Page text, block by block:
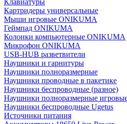
Клавиатуры
Картридеры универсальные
Мыши игровые ONIKUMA
Геймпад ONIKUMA
Колонки компьютерные ONIKUMA
Микрофон ONIKUMA
USB-HUB разветвители
Наушники и гарнитуры
Наушники полноразмерные
Наушники проводные в пакетике
Наушники беспроводные (разное)
Наушники полноразмерные
Наушники беспроводные Ugetus
Источники питания